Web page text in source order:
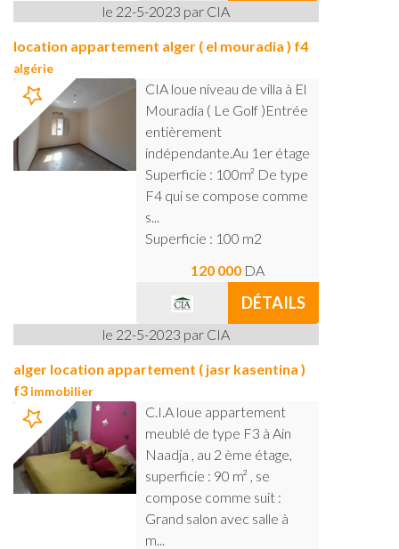
le 22-5-2023 par CIA
location appartement alger ( el mouradia ) f4
algérie
CIA loue niveau de villa à El
Mouradia ( Le Golf )Entrée
entièrement
indépendante.Au 1er étage
Superficie : 100m² De type
F4 qui se compose comme
s...
Superficie : 100 m2
120 000 DA
DÉTAILS
le 22-5-2023 par CIA
alger location appartement ( jasr kasentina )
f3immobilier
C.I.A loue appartement
meublé de type F3 à Ain
Naadja , au 2 ème étage,
superficie : 90 m² , se
compose comme suit :
Grand salon avec salle à
m...